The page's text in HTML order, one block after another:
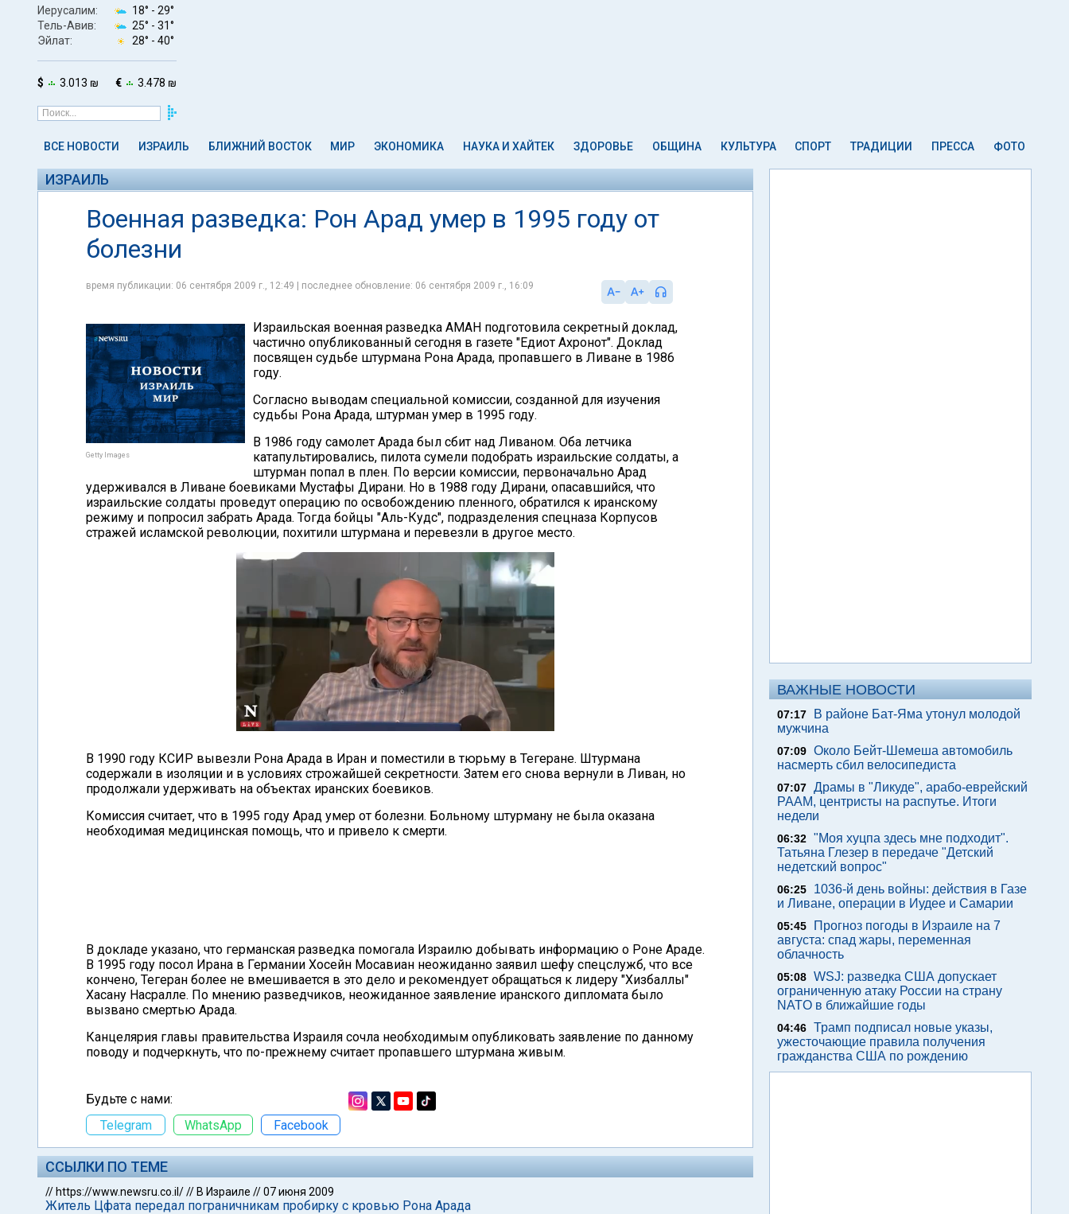
Иерусалим: 18° - 29°
Тель-Авив:
25° - 31°
Эйлат:
28° - 40°
$ 3.013 ₪ € 3.478 ₪
ВСЕ НОВОСТИ ИЗРАИЛЬ БЛИЖНИЙ ВОСТОК МИР ЭКОНОМИКА НАУКА И ХАЙТЕК ЗДОРОВЬЕ ОБЩИНА КУЛЬТУРА СПОРТ ТРАДИЦИИ ПРЕССА ФОТО
ИЗРАИЛЬ
Военная разведка: Рон Арад умер в 1995 году от
болезни
время публикации: 06 сентября 2009 г., 12:49 | последнее обновление: 06 сентября 2009 г., 16:09
Getty Images
Израильская военная разведка АМАН подготовила секретный доклад,
частично опубликованный сегодня в газете "Едиот Ахронот". Доклад
посвящен судьбе штурмана Рона Арада, пропавшего в Ливане в 1986
году.
Согласно выводам специальной комиссии, созданной для изучения
судьбы Рона Арада, штурман умер в 1995 году.
В 1986 году самолет Арада был сбит над Ливаном. Оба летчика
катапультировались, пилота сумели подобрать израильские солдаты, а
штурман попал в плен. По версии комиссии, первоначально Арад
удерживался в Ливане боевиками Мустафы Дирани. Но в 1988 году Дирани, опасавшийся, что
израильские солдаты проведут операцию по освобождению пленного, обратился к иранскому
режиму и попросил забрать Арада. Тогда бойцы "Аль-Кудс", подразделения спецназа Корпусов
стражей исламской революции, похитили штурмана и перевезли в другое место.
В 1990 году КСИР вывезли Рона Арада в Иран и поместили в тюрьму в Тегеране. Штурмана
содержали в изоляции и в условиях строжайшей секретности. Затем его снова вернули в Ливан, но
продолжали удерживать на объектах иранских боевиков.
Комиссия считает, что в 1995 году Арад умер от болезни. Больному штурману не была оказана
необходимая медицинская помощь, что и привело к смерти.
В докладе указано, что германская разведка помогала Израилю добывать информацию о Роне Араде.
В 1995 году посол Ирана в Германии Хосейн Мосавиан неожиданно заявил шефу спецслужб, что все
кончено, Тегеран более не вмешивается в это дело и рекомендует обращаться к лидеру "Хизбаллы"
Хасану Насралле. По мнению разведчиков, неожиданное заявление иранского дипломата было
вызвано смертью Арада.
Канцелярия главы правительства Израиля сочла необходимым опубликовать заявление по данному
поводу и подчеркнуть, что по-прежнему считает пропавшего штурмана живым.
Будьте с нами:
Telegram
WhatsApp Facebook
ССЫЛКИ ПО ТЕМЕ
// https://www.newsru.co.il/// В Израиле //07 июня 2009
Житель Цфата передал пограничникам пробирку с кровью Рона Арада
ВАЖНЫЕ НОВОСТИ
07:17
В районе Бат-Яма утонул молодой
мужчина
07:09 Около Бейт-Шемеша автомобиль
насмерть сбил велосипедиста
07:07 Драмы в "Ликуде", арабо-еврейский
РААМ, центристы на распутье. Итоги
недели
06:32 "Моя хуцпа здесь мне подходит".
Татьяна Глезер в передаче "Детский
недетский вопрос"
06:25
1036-й день войны: действия в Газе
и Ливане, операции в Иудее и Самарии
05:45
Прогноз погоды в Израиле на 7
августа: спад жары, переменная
облачность
05:08 WSJ: разведка США допускает
ограниченную атаку России на страну
NATO в ближайшие годы
04:46 Трамп подписал новые указы,
ужесточающие правила получения
гражданства США по рождению